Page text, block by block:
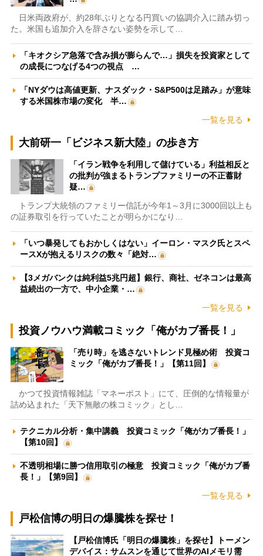
日米両政府が、約28年ぶりとなる円買いの協調介入に踏み切っ
た。米国も追加介入を辞さない姿勢を示して…
「キオクシア急落で含み損が膨らんで…」損失を投資家として
の成長につなげる4つの視点 …
「NYダウは高値更新、ナスダック・S&P500は足踏み」が意味
する米国株市場の変化 半…
一覧を見る
大前研一「ビジネス新大陸」の歩き方
「イラン戦争を利用して儲けている」利益相反と
の批判が強まるトランプファミリーの不正蓄財
疑…
トランプ大統領のファミリー信託が今年1～3月に3000回以上も
の証券取引を行っていたことが明らかになり…
「いつ暴発してもおかしくはない」イーロン・マスク氏とスペ
ースXが抱えるリスクの数々「絶対…
【3メガバンクは純利益5兆円超】銀行、商社、ゼネコンは最高
益続出の一方で、中小企業・…
一覧を見る
投資ノウハウ満載コミック「俺がカブ番長！」
「売り時」を逃さないトレンド見極め術 投資コ
ミック「俺がカブ番長！」【第11回】
かつて投資情報雑誌「マネーポスト」にて、圧倒的な情報量が
詰め込まれた「天下無敵の株コミック」とし…
テクニカル分析・集中講義 投資コミック「俺がカブ番長！」
【第10回】
不透明相場に勝つ信用取引の極意 投資コミック「俺がカブ番
長！」【第9回】
一覧を見る
戸松信博の明日の爆騰株を探せ！
【戸松信博氏「明日の爆騰株」を探せ】トーメン
デバイス：サムスンを通じて世界のAIメモリ需